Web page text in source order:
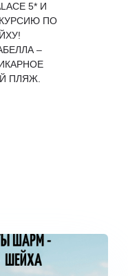
5* И
ПО
–
ПЛЯЖ.